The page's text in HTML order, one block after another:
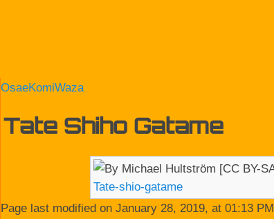
OsaeKomiWaza
Tate Shiho Gatame
Tate-shio-gatame
Page last modified on January 28, 2019, at 01:13 PM